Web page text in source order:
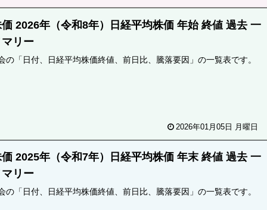
2026年（令和8年）日経平均株価 年始 終値 過去 一
リー
の「日付、日経平均株価終値、前日比、騰落要因」の一覧表です。
2026年01月05日 月曜日
2025年（令和7年）日経平均株価 年末 終値 過去 一
リー
の「日付、日経平均株価終値、前日比、騰落要因」の一覧表です。